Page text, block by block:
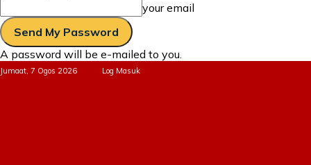
your email
A password will be e-mailed to you.
Jumaat, 7 Ogos 2026 Log Masuk